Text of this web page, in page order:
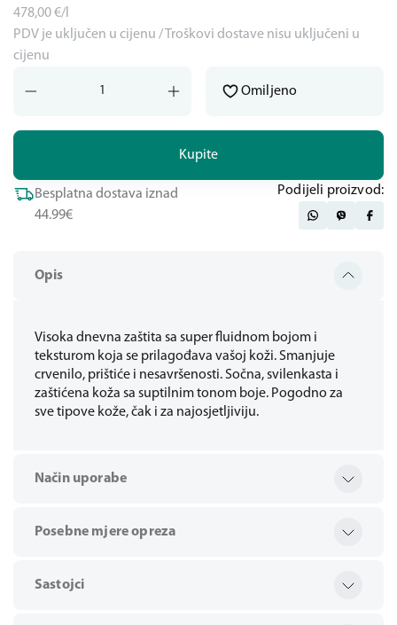
Opis
Visoka dnevna zaštita sa super fluidnom bojom i
teksturom koja se prilagođava vašoj koži. Smanjuje
crvenilo, prištiće i nesavršenosti. Sočna, svilenkasta i
zaštićena koža sa suptilnim tonom boje. Pogodno za
sve tipove kože, čak i za najosjetljiviju.
Način uporabe
Posebne mjere opreza
Sastojci
478,00€/l
PDV je uključen u cijenu / Troškovi dostave nisu uključeni u
cijenu
Kupite
Omiljeno
Besplatna dostava iznad
44.99€
Podijeli proizvod: